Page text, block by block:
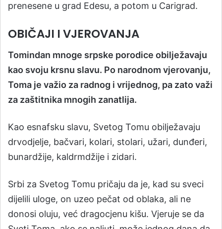
prenesene u grad Edesu, a potom u Carigrad.
OBIČAJI I VJEROVANJA
Tomindan mnoge srpske porodice obilježavaju
kao svoju krsnu slavu. Po narodnom vjerovanju,
Toma je važio za radnog i vrijednog, pa zato važi
za zaštitnika mnogih zanatlija.
Kao esnafsku slavu, Svetog Tomu obilježavaju
drvodjelje, bačvari, kolari, stolari, užari, dunđeri,
bunardžije, kaldrmdžije i zidari.
Srbi za Svetog Tomu pričaju da je, kad su sveci
dijelili uloge, on uzeo pečat od oblaka, ali ne
donosi oluju, već dragocjenu kišu. Vjeruje se da